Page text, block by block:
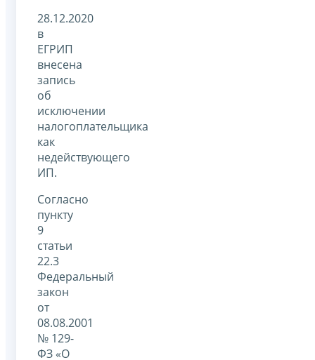
28.12.2020
в
ЕГРИП
внесена
запись
об
исключении
налогоплательщика
как
недействующего
ИП.
Согласно
пункту
9
статьи
22.3
Федеральный
закон
от
08.08.2001
№ 129-
ФЗ «О